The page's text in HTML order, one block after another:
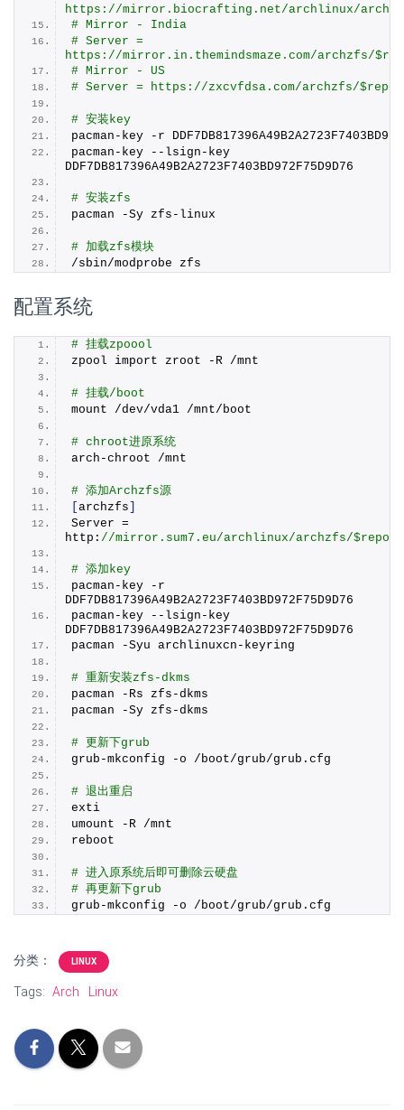
https://mirror.biocrafting.net/archlinux/
# Mirror - India
# Server =
https://mirror.in.themindsmaze.com/archzfs/
# Mirror - US
# Server = https://zxcvfdsa.com/archzfs/$repo/
# 安装key
pacman-key -r
pacman-key --lsign-key
DDF7DB817396A49B2A2723F7403BD972F75D9D76
# 安装zfs
pacman -Sy zfs-linux
# 加载zfs模块
/sbin/modprobe zfs
配置系统
# 挂载zpoool
zpool import zroot -R /mnt
# 挂载/boot
mount /dev/vda1 /mnt/boot
# chroot进原系统
arch-chroot /mnt
# 添加Archzfs源
archzfs
Server =
http: //mirror.sum7.eu/archlinux/archzfs/$repo/
# 添加key
pacman-key -r
DDF7DB817396A49B2A2723F7403BD972F75D9D76
pacman-key --lsign-key
DDF7DB817396A49B2A2723F7403BD972F75D9D76
pacman -Syu archlinuxcn-keyring
# 重新安装zfs-dkms
pacman -Rs zfs-dkms
pacman -Sy zfs-dkms
# 更新下grub
grub-mkconfig -o /boot/grub/grub. cfg
# 退出重启
exti
umount -R /mnt
reboot
# 进入原系统后即可删除云硬盘
# 再更新下grub
grub-mkconfig -o /boot/grub/grub. cfg
分类： LINUX
Tags: Arch Linux